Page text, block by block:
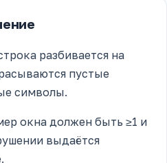
разбивается на
пустые
символы.
окна должен быть ≥1 и
выдаётся